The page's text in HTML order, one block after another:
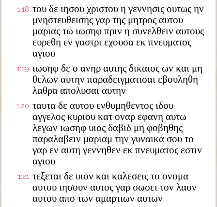
1:18 του δε ιησου χριστου η γεννησις ουτως ην
μνηστευθεισης γαρ της μητρος αυτου
μαριας τω ιωσηφ πριν η συνελθειν αυτους
ευρεθη εν γαστρι εχουσα εκ πνευματος
αγιου
1:19 ιωσηφ δε ο ανηρ αυτης δικαιος ων και μη
θελων αυτην παραδειγματισαι εβουληθη
λαθρα απολυσαι αυτην
1:20 ταυτα δε αυτου ενθυμηθεντος ιδου
αγγελος κυριου κατ οναρ εφανη αυτω
λεγων ιωσηφ υιος δαβιδ μη φοβηθης
παραλαβειν μαριαμ την γυναικα σου το
γαρ εν αυτη γεννηθεν εκ πνευματος εστιν
αγιου
1:21 τεξεται δε υιον και καλεσεις το ονομα
αυτου ιησουν αυτος γαρ σωσει τον λαον
αυτου απο των αμαρτιων αυτων